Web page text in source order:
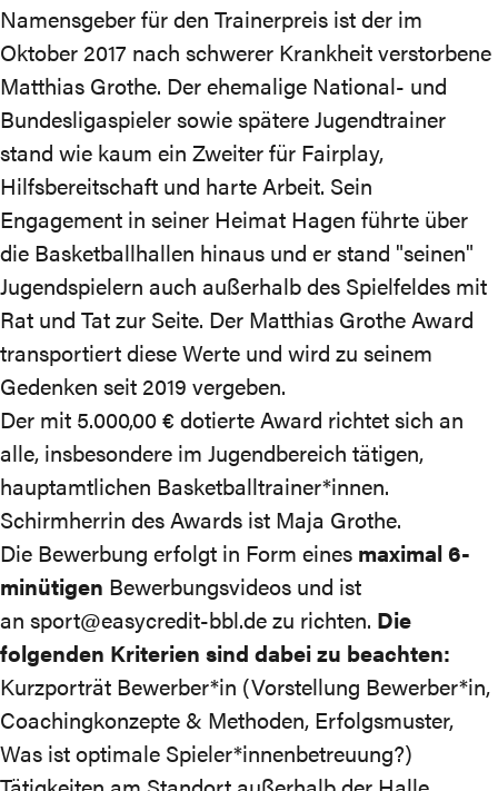
Namensgeber für den Trainerpreis ist der im
Oktober 2017 nach schwerer Krankheit verstorbene
Matthias Grothe. Der ehemalige National- und
Bundesligaspieler sowie spätere Jugendtrainer
stand wie kaum ein Zweiter für Fairplay,
Hilfsbereitschaft und harte Arbeit. Sein
Engagement in seiner Heimat Hagen führte über
die Basketballhallen hinaus und er stand "seinen"
Jugendspielern auch außerhalb des Spielfeldes mit
Rat und Tat zur Seite. Der Matthias Grothe Award
transportiert diese Werte und wird zu seinem
Gedenken seit 2019 vergeben.
Der mit 5.000,00 € dotierte Award richtet sich an
alle, insbesondere im Jugendbereich tätigen,
hauptamtlichen Basketballtrainer*innen.
Schirmherrin des Awards ist Maja Grothe.
Die Bewerbung erfolgt in Form eines maximal 6-
minütigen Bewerbungsvideos und ist
an sport@easycredit-bbl.de zu richten. Die
folgenden Kriterien sind dabei zu beachten:
Kurzporträt Bewerber*in (Vorstellung Bewerber*in,
Coachingkonzepte & Methoden, Erfolgsmuster,
Was ist optimale Spieler*innenbetreuung?)